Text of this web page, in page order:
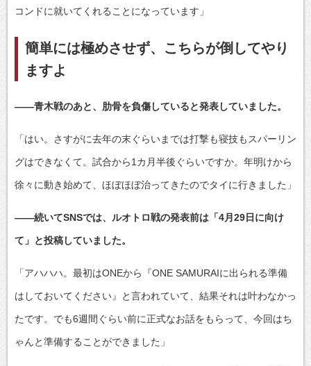
コンドに就いてくれることになっています」
簡単には極めさせず、こちらが倒してやり
ますよ
――青木戦のあと、肋骨を負傷していると発表していました。
「はい。さすがに去年の末ぐらいまでは打撃も寝技もスパーリン
グはできなくて。試合から1カ月半後ぐらいですか。年明けから
徐々に動き始めて、ほぼほぼ治ってきたのでタイに行きました」
――続いてSNSでは、ルオトロ戦の発表前は「4月29日に向け
て」と投稿していました。
「アハハハ。最初はONEから『ONE SAMURAIに出られる準備
はしておいてください』と言われていて、結果それは叶わなかっ
たです。でも6週間ぐらい前に正式なお話をもらって、今回はち
ゃんと準備することができました」